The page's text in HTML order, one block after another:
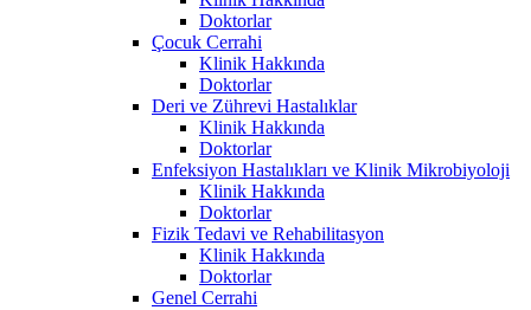
Doktorlar
Çocuk Cerrahi
Klinik Hakkında
Doktorlar
Deri ve Zührevi Hastalıklar
Klinik Hakkında
Doktorlar
Enfeksiyon Hastalıkları ve Klinik Mikrobiyoloji
Klinik Hakkında
Doktorlar
Fizik Tedavi ve Rehabilitasyon
Klinik Hakkında
Doktorlar
Genel Cerrahi